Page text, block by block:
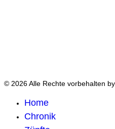
© 2026 Alle Rechte vorbehalten by
Home
Chronik